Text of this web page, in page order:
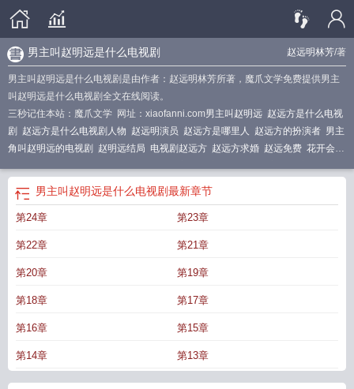
赵远明林芳/著
男主叫赵明远是什么电视剧
男主叫赵明远是什么电视剧是由作者：赵远明林芳所著，魔爪文学免费提供男主
叫赵明远是什么电视剧全文在线阅读。
三秒记住本站：魔爪文学 网址：xiaofanni.com男主叫赵明远 赵远方是什么电视
剧 赵远方是什么电视剧人物 赵远明演员 赵远方是哪里人 赵远方的扮演者 男主
角叫赵明远的电视剧 赵明远结局 电视剧赵远方 赵远方求婚 赵远免费 花开会有
远最后跟谁在一起了
赵明远妻子 赵远明林辉TXT
剧 赵明远和谁结婚了
是什么电视剧
赵明远最后和谁在一起了赵明远的姐姐
市公安局赵远明
赵远是谁
简介赵远主角 赵远方和谁在一起了
男主叫赵明远是什么电视剧最新章节
第24章 第23章
第22章 第21章
第20章 第19章
第18章 第17章
第16章 第15章
第14章 第13章